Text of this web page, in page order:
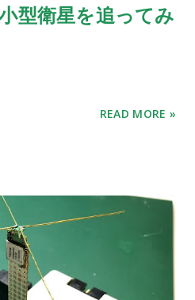
型衛星を追ってみ
READ MORE »